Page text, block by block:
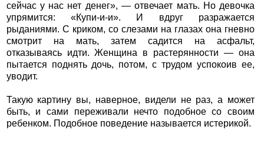
сейчас у нас нет денег», — отвечает мать. Но девочка
упрямится: «Купи-и-и». И вдруг разражается
рыданиями. С криком, со слезами на глазах она гневно
смотрит на мать, затем садится на асфальт,
отказываясь идти. Женщина в растерянности — она
пытается поднять дочь, потом, с трудом успокоив ее,
уводит.
Такую картину вы, наверное, видели не раз, а может
быть, и сами переживали нечто подобное со своим
ребенком. Подобное поведение называется истерикой.